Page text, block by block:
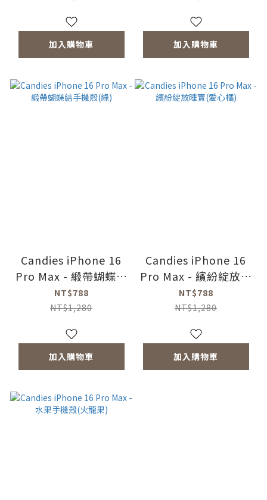
加入購物車 加入購物車
Candies iPhone 16
Pro Max - 緞帶蝴蝶結
手機殼(綠)
NT$788
NT$1,280
加入購物車
Candies iPhone 16
Pro Max - 繽紛綻放睡
寶(愛心橘)
NT$788
NT$1,280
加入購物車